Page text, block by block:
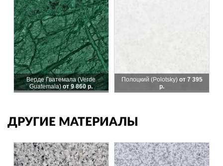
Верде Гватемала (Verde
Guatemala)от 9 860 р.
Полоцкий (Polotsky) от 7 395
р.
ДРУГИЕ МАТЕРИАЛЫ